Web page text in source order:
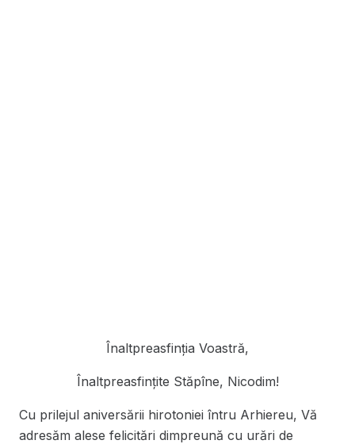
Înaltpreasfinția Voastră,
Înaltpreasfințite Stăpîne, Nicodim!
Cu prilejul aniversării hirotoniei întru Arhiereu, Vă
adresăm alese felicitări dimpreună cu urări de